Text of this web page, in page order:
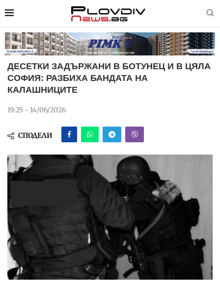
ДЕСЕТКИ ЗАДЪРЖАНИ В БОТУНЕЦ И В ЦЯЛА
СОФИЯ: РАЗБИХА БАНДАТА НА
КАЛАШНИЦИТЕ
19:25 - 14/06/2026
СПОДЕЛИ